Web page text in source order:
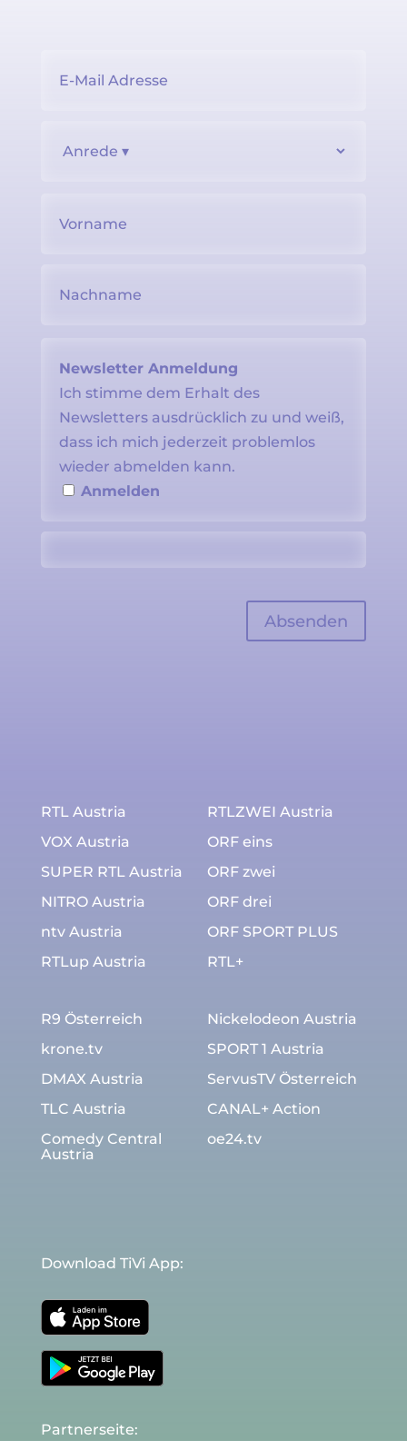
Newsletter Anmeldung
Ich stimme dem Erhalt des
Newsletters ausdrücklich zu und weiß,
dass ich mich jederzeit problemlos
wieder abmelden kann.
Anmelden
RTL Austria
VOX Austria
SUPER RTL Austria
NITRO Austria
ntv Austria
RTLup Austria
RTLZWEI Austria
ORF eins
ORF zwei
ORF drei
ORF SPORT PLUS
RTL+
R9 Österreich
krone.tv
DMAX Austria
TLC Austria
Comedy Central
Austria
Nickelodeon Austria
SPORT 1 Austria
ServusTV Österreich
CANAL+ Action
oe24.tv
Download TiVi App:
Partnerseite: